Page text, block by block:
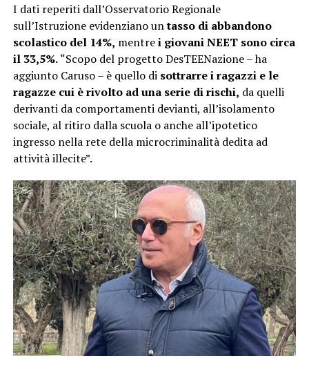
I dati reperiti dall’Osservatorio Regionale
sull’Istruzione evidenziano untasso di abbandono
scolastico del 14%, mentrei giovani NEET sono circa
il 33,5%.“Scopo del progetto DesTEENazione – ha
aggiunto Caruso – è quello di sottrarre i ragazzi e le
ragazze cui è rivolto ad una serie di rischi, da quelli
derivanti da comportamenti devianti, all’isolamento
sociale, al ritiro dalla scuola o anche all’ipotetico
ingresso nella rete della microcriminalità dedita ad
attività illecite”.